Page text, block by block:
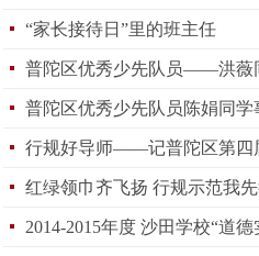
“家长接待日”里的班主任
普陀区优秀少先队员——洪薇
普陀区优秀少先队员陈娟同学
行规好导师——记普陀区第四
红绿领巾齐飞扬 行规示范我
2014-2015年度 沙田学校“道